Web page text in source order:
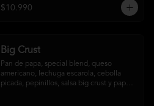
$10.990
Big Crust
Pan de papa, special blend, queso
americano, lechuga escarola, cebolla
picada, pepinillos, salsa big crust y papas